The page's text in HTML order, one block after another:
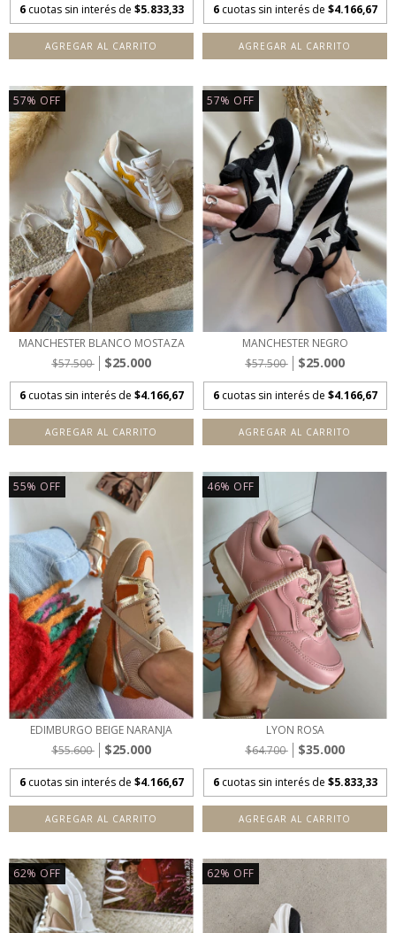
6 cuotas sin interés de $5.833,33
AGREGAR AL CARRITO
6 cuotas sin interés de $4.166,67
AGREGAR AL CARRITO
57% OFF
MANCHESTER BLANCO MOSTAZA
$57.500
$25.000
6 cuotas sin interés de $4.166,67
AGREGAR AL CARRITO
57% OFF
MANCHESTER NEGRO
$57.500
$25.000
6 cuotas sin interés de $4.166,67
AGREGAR AL CARRITO
55% OFF
EDIMBURGO BEIGE NARANJA
$55.600
$25.000
6 cuotas sin interés de $4.166,67
AGREGAR AL CARRITO
46% OFF
LYON ROSA
$64.700
$35.000
6 cuotas sin interés de $5.833,33
AGREGAR AL CARRITO
62% OFF 62% OFF